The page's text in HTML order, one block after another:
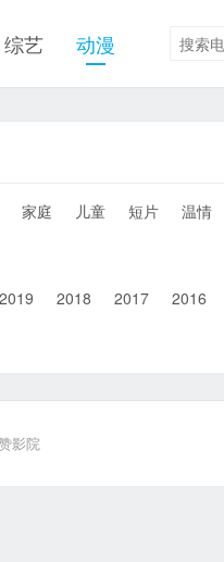
综艺 动漫
家庭 儿童 短片 温情
2019 2018 2017 2016
影院